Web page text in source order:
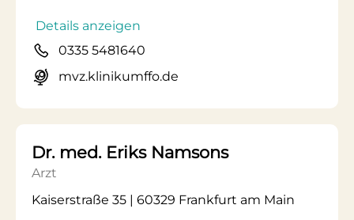
Details anzeigen
0335 5481640
mvz.klinikumffo.de
Dr. med. Eriks Namsons
Arzt
Kaiserstraße 35 | 60329 Frankfurt am Main